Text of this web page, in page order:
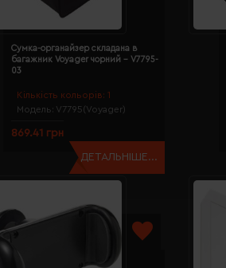
Кількість кольорів: 1
Модель: V7795(Voyager)
Сумка-органайзер складана в
багажник Voyager чорний - V7795-
03
869.41 грн
ДЕТАЛЬНІШЕ...